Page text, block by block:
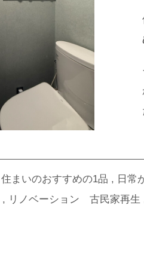
住まいのおすすめの1品 日常
リノベーション 古民家再生